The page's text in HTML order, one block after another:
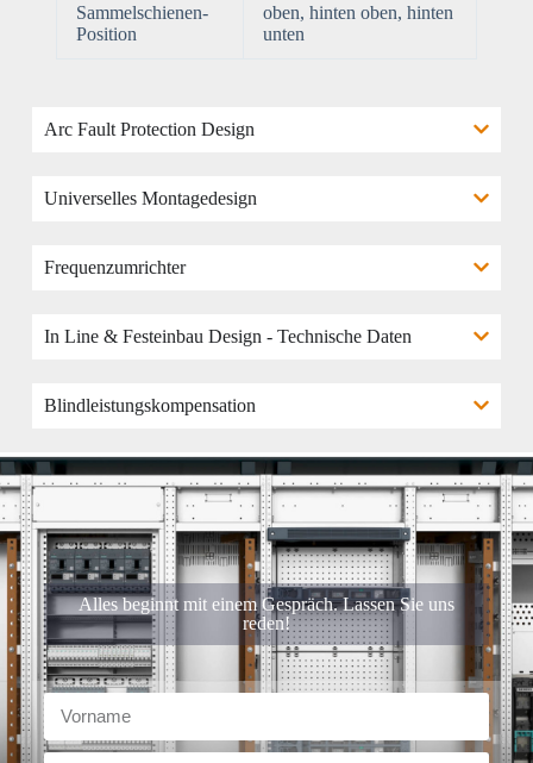
Sammelschienen-
Position
oben, hinten oben, hinten
unten
Arc Fault Protection Design
Universelles Montagedesign
Frequenzumrichter
In Line & Festeinbau Design - Technische Daten
Blindleistungskompensation
Alles beginnt mit einem Gespräch. Lassen Sie uns
reden!